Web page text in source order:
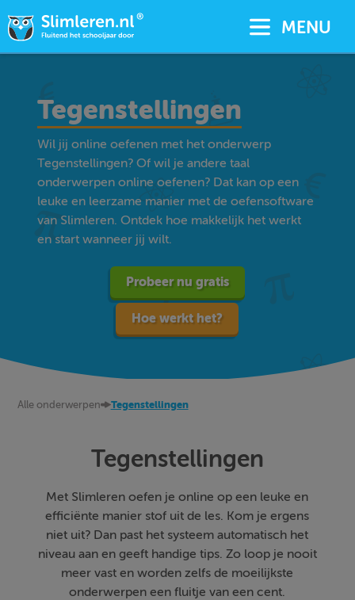
MENU
Tegenstellingen
Wil jij online oefenen met het onderwerp
Tegenstellingen? Of wil je andere taal
onderwerpen online oefenen? Dat kan op een
leuke en leerzame manier met de oefensoftware
van Slimleren. Ontdek hoe makkelijk het werkt
en start wanneer jij wilt.
Probeer nu gratis
Hoe werkt het?
Alle onderwerpen Tegenstellingen
Tegenstellingen
Met Slimleren oefen je online op een leuke en
efficiënte manier stof uit de les. Kom je ergens
niet uit? Dan past het systeem automatisch het
niveau aan en geeft handige tips. Zo loop je nooit
meer vast en worden zelfs de moeilijkste
onderwerpen een fluitje van een cent.